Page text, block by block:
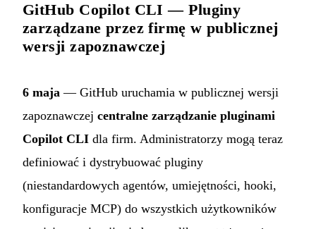
GitHub Copilot CLI — Pluginy
zarządzane przez firmę w publicznej
wersji zapoznawczej
6 maja — GitHub uruchamia w publicznej wersji
zapoznawczej centralne zarządzanie pluginami
Copilot CLI dla firm. Administratorzy mogą teraz
definiować i dystrybuować pluginy
(niestandardowych agentów, umiejętności, hooki,
konfiguracje MCP) do wszystkich użytkowników